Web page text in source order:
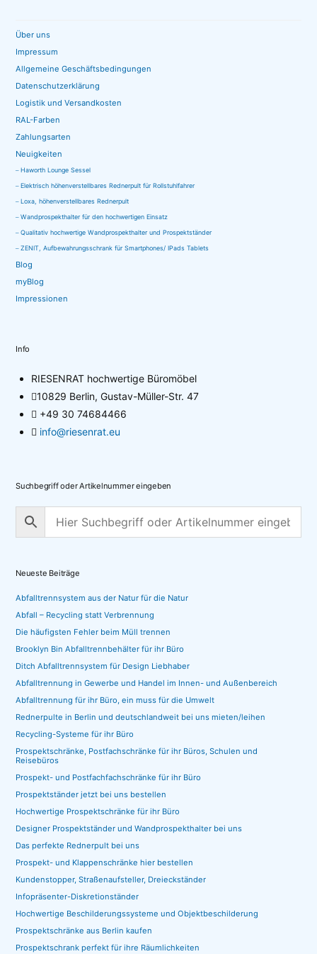
Über uns
Impressum
Allgemeine Geschäftsbedingungen
Datenschutzerklärung
Logistik und Versandkosten
RAL-Farben
Zahlungsarten
Neuigkeiten
Haworth Lounge Sessel
Elektrisch höhenverstellbares Rednerpult für Rollstuhlfahrer
Loxa, höhenverstellbares Rednerpult
Wandprospekthalter für den hochwertigen Einsatz
Qualitativ hochwertige Wandprospekthalter und Prospektständer
ZENIT, Aufbewahrungsschrank für Smartphones/ IPads Tablets
Blog
myBlog
Impressionen
Info
RIESENRAT hochwertige Büromöbel
10829 Berlin, Gustav-Müller-Str. 47
+49 30 74684466
info@riesenrat.eu
Suchbegriff oder Artikelnummer eingeben
Neueste Beiträge
Abfalltrennsystem aus der Natur für die Natur
Abfall – Recycling statt Verbrennung
Die häufigsten Fehler beim Müll trennen
Brooklyn Bin Abfalltrennbehälter für ihr Büro
Ditch Abfalltrennsystem für Design Liebhaber
Abfalltrennung in Gewerbe und Handel im Innen- und Außenbereich
Abfalltrennung für ihr Büro, ein muss für die Umwelt
Rednerpulte in Berlin und deutschlandweit bei uns mieten/leihen
Recycling-Systeme für ihr Büro
Prospektschränke, Postfachschränke für ihr Büros, Schulen und
Reisebüros
Prospekt- und Postfachfachschränke für ihr Büro
Prospektständer jetzt bei uns bestellen
Hochwertige Prospektschränke für ihr Büro
Designer Prospektständer und Wandprospekthalter bei uns
Das perfekte Rednerpult bei uns
Prospekt- und Klappenschränke hier bestellen
Kundenstopper, Straßenaufsteller, Dreieckständer
Infopräsenter-Diskretionständer
Hochwertige Beschilderungssysteme und Objektbeschilderung
Prospektschränke aus Berlin kaufen
Prospektschrank perfekt für ihre Räumlichkeiten